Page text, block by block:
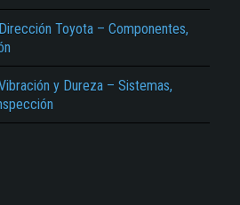
Toyota – Componentes,
y Dureza – Sistemas,
se visualiza el contenido.
tipo de error...